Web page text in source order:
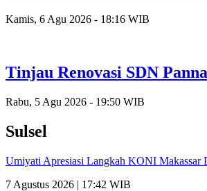
Kamis, 6 Agu 2026 - 18:16 WIB
Tinjau Renovasi SDN
Rabu, 5 Agu 2026 - 19:50 WIB
Sulsel
Umiyati Apresiasi Langkah KONI Makassar
7 Agustus 2026 | 17:42 WIB